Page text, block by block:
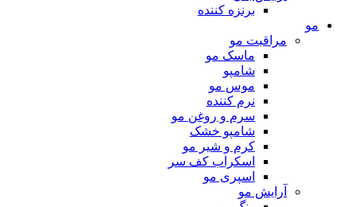
برنزه کننده
مو
مراقبت مو
ماسک مو
شامپو
موس مو
نرم کننده
سرم و روغن مو
شامپو خشک
کرم و شیر مو
اسکراب کف سر
اسپری مو
آرایش مو